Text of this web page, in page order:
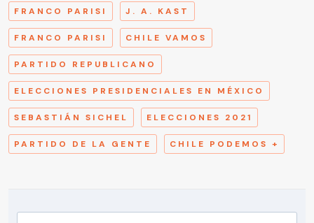
FRANCO PARISI J. A. KAST
FRANCO PARISI CHILE VAMOS
PARTIDO REPUBLICANO
ELECCIONES PRESIDENCIALES EN MÉXICO
SEBASTIÁN SICHEL ELECCIONES 2021
PARTIDO DE LA GENTE CHILE PODEMOS +